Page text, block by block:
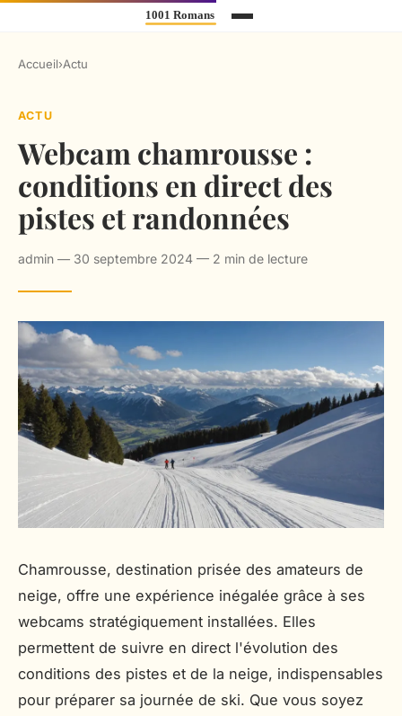
Accueil›Actu
ACTU
Webcam chamrousse :
conditions en direct des
pistes et randonnées
admin — 30 septembre 2024 — 2 min de lecture
Chamrousse, destination prisée des amateurs de
neige, offre une expérience inégalée grâce à ses
webcams stratégiquement installées. Elles
permettent de suivre en direct l'évolution des
conditions des pistes et de la neige, indispensables
pour préparer sa journée de ski. Que vous soyez